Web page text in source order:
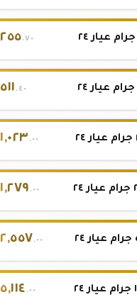
٢٥٥.٧٠
٥١١ .٤٠
١,٠٢٣ .٠٠
١,٢٧٩ .٠٠
٢,٥٥٧ .٠٠
٥,١١٤ .٠٠